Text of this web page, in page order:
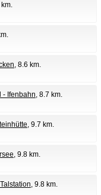
km.
, 8.6 km.
- Ifenbahn, 8.7 km.
, 9.7 km.
, 9.8 km.
, 9.8 km.